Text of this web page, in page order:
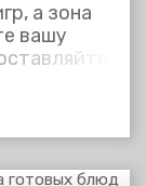
а зона
вашу